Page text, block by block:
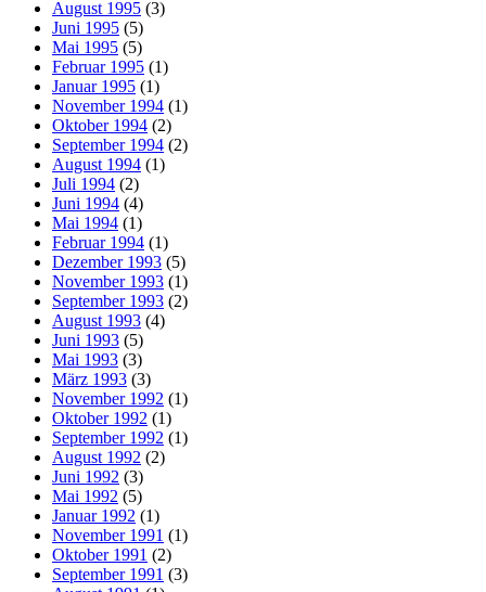
August 1995 (3)
Juni 1995 (5)
Mai 1995 (5)
Februar 1995 (1)
Januar 1995 (1)
November 1994 (1)
Oktober 1994 (2)
September 1994 (2)
August 1994 (1)
Juli 1994 (2)
Juni 1994 (4)
Mai 1994 (1)
Februar 1994 (1)
Dezember 1993 (5)
November 1993 (1)
September 1993 (2)
August 1993 (4)
Juni 1993 (5)
Mai 1993 (3)
März 1993 (3)
November 1992 (1)
Oktober 1992 (1)
September 1992 (1)
August 1992 (2)
Juni 1992 (3)
Mai 1992 (5)
Januar 1992 (1)
November 1991 (1)
Oktober 1991 (2)
September 1991 (3)